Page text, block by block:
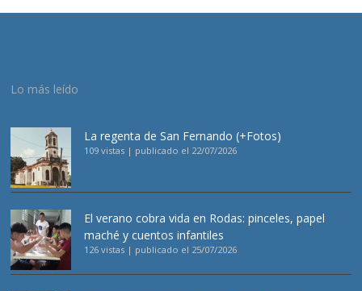
Lo más leído
La regenta de San Fernando (+Fotos)
109 vistas | publicado el 22/07/2026
El verano cobra vida en Rodas: pinceles, papel
maché y cuentos infantiles
126 vistas | publicado el 25/07/2026